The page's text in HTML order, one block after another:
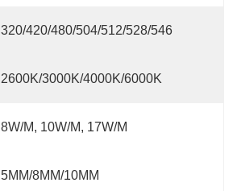
320/420/480/504/512/528/546
2600K/3000K/4000K/6000K
8W/m, 10W/m, 17W/m
5MM/8MM/10MM